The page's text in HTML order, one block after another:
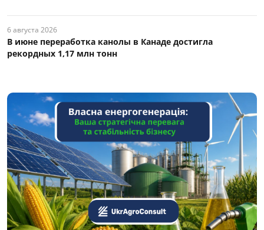
6 августа 2026
В июне переработка канолы в Канаде достигла
рекордных 1,17 млн тонн